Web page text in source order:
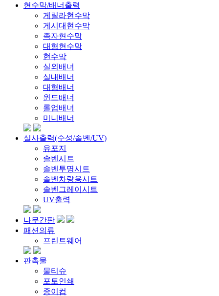
현수막/배너출력
게릴라현수막
게시대현수막
족자현수막
대형현수막
현수막
실외배너
실내배너
대형배너
윈드배너
롤업배너
미니배너
실사출력(수성/솔벤/UV)
유포지
솔벤시트
솔벤투명시트
솔벤차량용시트
솔벤그레이시트
UV출력
나무간판
패션의류
프린트웨어
판촉물
물티슈
포토인쇄
종이컵